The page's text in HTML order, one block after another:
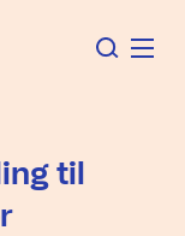
til